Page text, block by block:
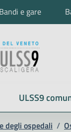
Bandi e gare
ULSS9
degli ospedali /